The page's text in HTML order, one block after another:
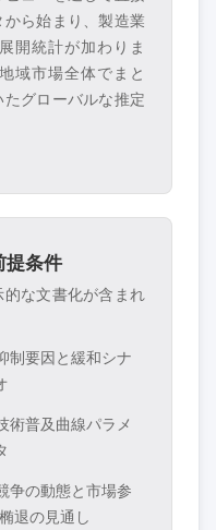
ら始まり、製造業
開統計が加わりま
域市場全体でまと
グローバルな推定
提条件
な文書化が含まれ
制要因と緩和シナ
術普及曲線パラメ
争の動態と市場参
退の見通し